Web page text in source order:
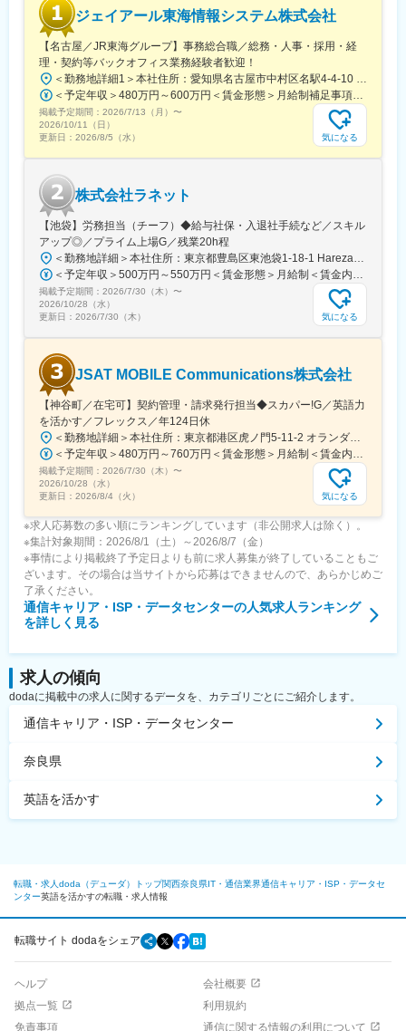
ジェイアール東海情報システム株式会社
【名古屋／JR東海グループ】事務総合職／総務・人事・採用・経
理・契約等バックオフィス業務経験者歓迎！
＜勤務地詳細1＞本社住所：愛知県名古屋市中村区名駅4-4-10 名古屋クロスコートタワー14F勤務地最寄駅：JR東海道本線／名古屋駅受動喫煙対策：屋内喫煙可能場所あり＜勤務地詳細2＞名古屋基幹システム本部住所：愛知県名古屋市東区東大曽根町46番30号 勤務地最寄駅：JR中央線／大曽根駅受動喫煙対策：敷地内喫煙可能場所あり＜勤務地詳細3＞名古屋業務システム本部住所：愛知県名古屋市東区東大曽根町46番30号 勤務地最寄駅：JR中央線／大曽根駅受動喫煙対策：敷地内喫煙可能場所あり変更の範囲：会社の定める事業所（リモートワーク含む）
＜予定年収＞480万円～600万円＜賃金形態＞月給制補足事項なし＜賃金内訳＞月額（基本給）：246,600円～330,000円＜月給＞246,600円～330,000円＜昇給有無＞有＜残業手当＞有＜給与補足＞年収例（諸手当込み）530万円(27歳／入社5年目)580万円(30歳／入社8年目)■昇給：年1回■賞与：年2回（6月、12月）※過去実績5.45ケ月分賃金はあくまでも目安の金額であり、選考を通じて上下する可能性があります。月給(月額)は固定手当を含めた表記です。
掲載予定期間： 2026/7/13（月） 〜
2026/10/11（日）
更新日： 2026/8/5（水） 気になる
株式会社ラネット
【池袋】労務担当（チーフ）◆給与社保・入退社手続など／スキル
アップ◎／プライム上場G／残業20h程
＜勤務地詳細＞本社住所：東京都豊島区東池袋1-18-1 HarezaTower15F、16F勤務地最寄駅：各線／池袋駅受動喫煙対策：屋内喫煙可能場所あり変更の範囲：会社の定める事業所（リモートワーク含む）
＜予定年収＞500万円～550万円＜賃金形態＞月給制＜賃金内訳＞月額（基本給）：295,000円～344,000円その他固定手当/月：10,000円＜月給＞305,000円～354,000円＜昇給有無＞有＜残業手当＞有＜給与補足＞■給与改定：年1回（1月） 期中に昇格がある場合は、昇格に伴う昇給あり。■賞与：年2回（7月、12月／過去実績3ヶ月）賃金はあくまでも目安の金額であり、選考を通じて上下する可能性があります。月給(月額)は固定手当を含めた表記です。
掲載予定期間： 2026/7/30（木） 〜
2026/10/28（水）
更新日： 2026/7/30（木） 気になる
JSAT MOBILE Communications株式会社
【神谷町／在宅可】契約管理・請求発行担当◆スカパー!G／英語力
を活かす／フレックス／年124日休
＜勤務地詳細＞本社住所：東京都港区虎ノ門5-11-2 オランダヒルズ森タワー19F勤務地最寄駅：日比谷線／神谷町駅受動喫煙対策：屋内全面禁煙変更の範囲：会社の定める事業所（リモートワーク含む）
＜予定年収＞480万円～760万円＜賃金形態＞月給制＜賃金内訳＞月額（基本給）：240,000円～379,000円＜月給＞240,000円～379,000円＜昇給有無＞有＜残業手当＞有＜給与補足＞※上記想定年収は、月20時間の残業及び年間月額基本給6ヶ月分の賞与を見込んだ金額です。※前職給与考慮します。また上記金額は選考を通じて前後する可能性があります。■賞与：あり（半期ごとの実績に応じて支給）賃金はあくまでも目安の金額であり、選考を通じて上下する可能性があります。月給(月額)は固定手当を含めた表記です。
掲載予定期間： 2026/7/30（木） 〜
2026/10/28（水）
更新日： 2026/8/4（火） 気になる
※求人応募数の多い順にランキングしています（非公開求人は除く）。
※集計対象期間：2026/8/1（土）～2026/8/7（金）
※事情により掲載終了予定日よりも前に求人募集が終了していることもご
ざいます。その場合は当サイトから応募はできませんので、あらかじめご
了承ください。
通信キャリア・ISP・データセンターの人気求人ランキング
を詳しく見る
求人の傾向
dodaに掲載中の求人に関するデータを、カテゴリごとにご紹介します。
通信キャリア・ISP・データセンター
奈良県
英語を活かす
転職・求人doda（デューダ）トップ関西奈良県IT・通信業界通信キャリア・ISP・データセ
ンター英語を活かすの転職・求人情報
転職サイト dodaをシェア
ヘルプ
会社概要
拠点一覧
利用規約
免責事項
通信に関する情報の利用について